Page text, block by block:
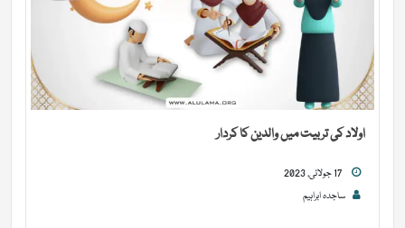
اولاد کی تربیت میں والدین کا کردار
ساجدہ ابراہیم